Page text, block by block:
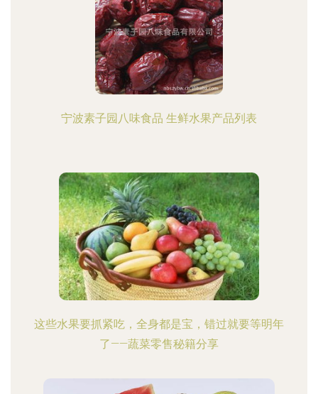
宁波素子园八味食品 生鲜水果产品列表
这些水果要抓紧吃，全身都是宝，错过就要等明年
了——蔬菜零售秘籍分享